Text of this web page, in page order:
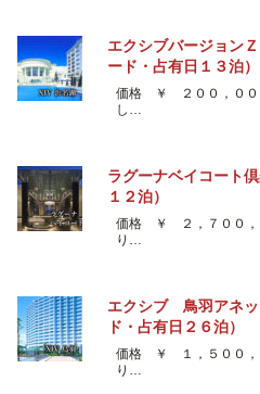
エクシブバージョン
ード・占有日１３泊）
価格 ￥ ２００，００
し…
ラグーナベイコート
１２泊）
価格 ￥ ２，７００，
り…
エクシブ 鳥羽アネ
ド・占有日２６泊）
価格 ￥ １，５００，
り…